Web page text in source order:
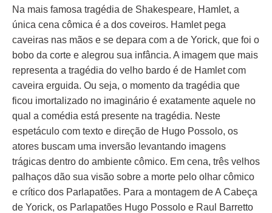
Na mais famosa tragédia de Shakespeare, Hamlet, a
única cena cômica é a dos coveiros. Hamlet pega
caveiras nas mãos e se depara com a de Yorick, que foi o
bobo da corte e alegrou sua infância. A imagem que mais
representa a tragédia do velho bardo é de Hamlet com
caveira erguida. Ou seja, o momento da tragédia que
ficou imortalizado no imaginário é exatamente aquele no
qual a comédia está presente na tragédia. Neste
espetáculo com texto e direção de Hugo Possolo, os
atores buscam uma inversão levantando imagens
trágicas dentro do ambiente cômico. Em cena, três velhos
palhaços dão sua visão sobre a morte pelo olhar cômico
e crítico dos Parlapatões. Para a montagem de A Cabeça
de Yorick, os Parlapatões Hugo Possolo e Raul Barretto